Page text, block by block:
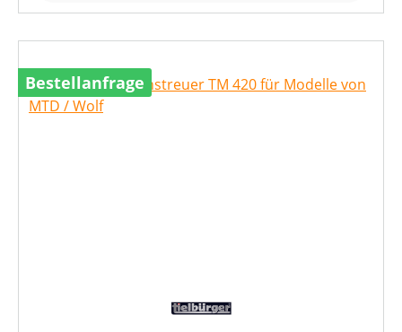
Bestellanfrage